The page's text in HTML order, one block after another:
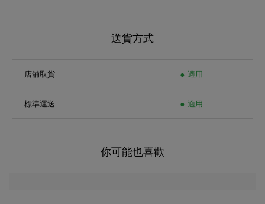
送貨方式
店舖取貨 適用
標準運送 適用
你可能也喜歡